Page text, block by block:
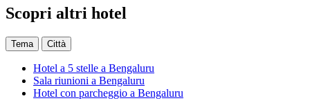
Scopri altri hotel
Tema Città
Hotel a 5 stelle a Bengaluru
Sala riunioni a Bengaluru
Hotel con parcheggio a Bengaluru